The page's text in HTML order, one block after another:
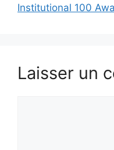
Institutional 100
Laisser un